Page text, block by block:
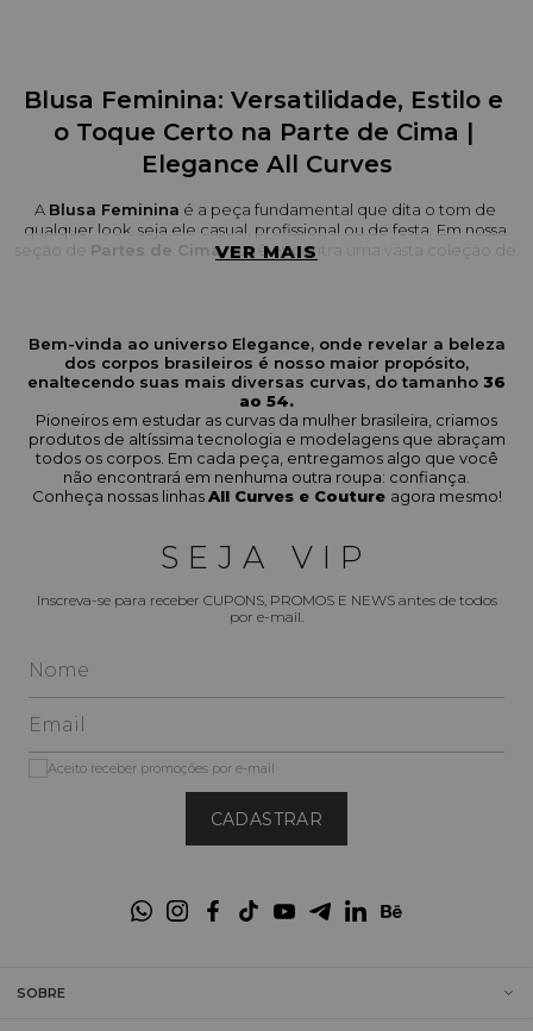
Blusa Feminina: Versatilidade, Estilo e
o Toque Certo na Parte de Cima |
Elegance All Curves
A Blusa Feminina é a peça fundamental que dita o tom de
qualquer look, seja ele casual, profissional ou de festa. Em nossa
seção de Partes de Cima, você encontra uma vasta coleção de
Nossas blusas são a combinação ideal entre tecidos de alta
qualidade e design inteligente, com decotes e recortes
pensados para valorizar o busto e a linha dos ombros de maneira
sofisticada.
O que esperar da nossa coleção de
Blusas Femininas
gola alta, ombro a ombro), detalhes de amarração (ex: Blusa Top
bufantes).
elegante, tecidos fluidos para o dia a dia e malhas confortáveis,
Estampas Exclusivas:
personalidade e cor à sua produção.
Versatilidade de Silhuetas: Opções que vão das mais soltas
(túnicas) às blusas que marcam sutilmente a cintura
desenvolvidas com a modelagem exclusiva Elegance All Curves,
estudada para vestir perfeitamente as curvas brasileiras,
VER MAIS
Bem-vinda ao universo Elegance, onde revelar a beleza
dos corpos brasileiros é nosso maior propósito,
enaltecendo suas mais diversas curvas, do tamanho 36
ao 54.
Pioneiros em estudar as curvas da mulher brasileira, criamos
produtos de altíssima tecnologia e modelagens que abraçam
todos os corpos. Em cada peça, entregamos algo que você
não encontrará em nenhuma outra roupa: confiança.
Conheça nossas linhasAll Curves e Couture agora mesmo!
SEJA VIP
Inscreva-se para receber CUPONS, PROMOS E NEWS antes de todos
por e-mail.
CADASTRAR
Aceito receber promoções por e-mail
SOBRE